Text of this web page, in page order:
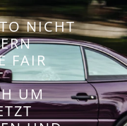
NICHT
FAIR
UM